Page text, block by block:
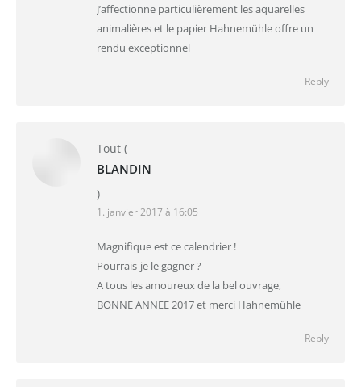
J’affectionne particulièrement les aquarelles
animalières et le papier Hahnemühle offre un
rendu exceptionnel
Reply
Tout (
BLANDIN
)
1. janvier 2017 à 16:05
Magnifique est ce calendrier !
Pourrais-je le gagner ?
A tous les amoureux de la bel ouvrage,
BONNE ANNEE 2017 et merci Hahnemühle
Reply